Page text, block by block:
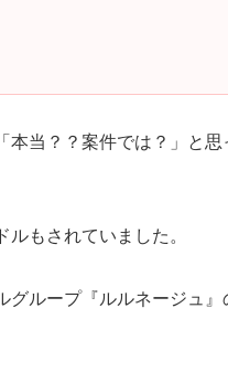
当？？案件では？」と
もされていました。
ループ『ルルネージュ